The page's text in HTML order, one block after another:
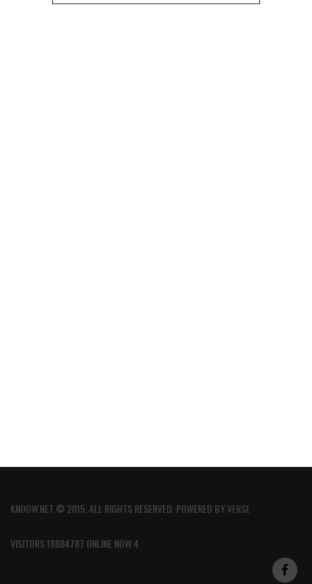
KNOOW.NET © 2015. ALL RIGHTS RESERVED. POWERED BYVERSE
VISITORS:18884787 ONLINE NOW:4